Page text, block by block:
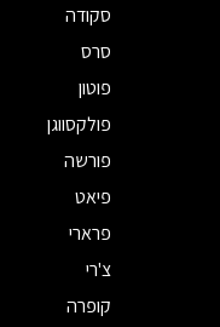
סקודה
סרס
פוטון
פולקסווגן
פורשה
פיאט
פרארי
צ'רי
קופרה